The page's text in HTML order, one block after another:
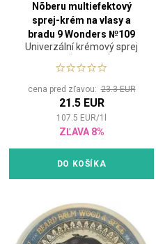
Nõberu multiefektový
sprej-krém na vlasy a
bradu 9 Wonders №109
Orange Cedar 200 ml
Univerzální krémový sprej
pro muže s tepelnou
ochranou určený pro vlasy i
cena pred zľavou:23.3 EUR
21.5 EUR
107.5 EUR/1
ZĽAVA 8%
DO KOŠÍKA